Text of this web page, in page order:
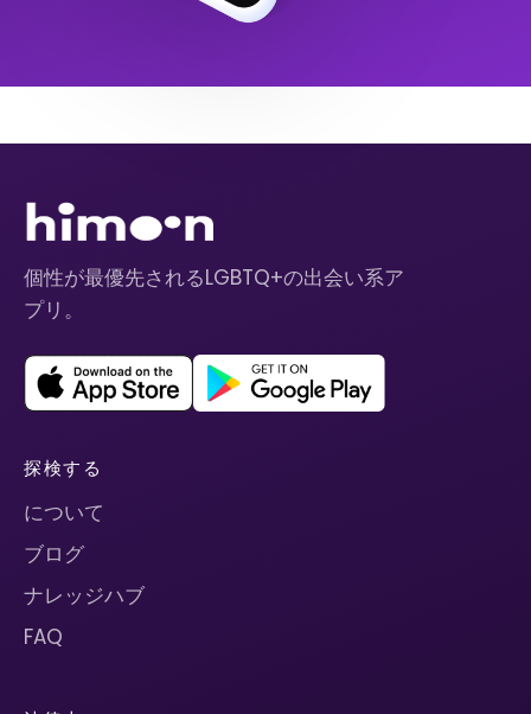
個性が最優先されるLGBTQ+の出会い系ア
プリ。
探検する
について
ブログ
ナレッジハブ
FAQ